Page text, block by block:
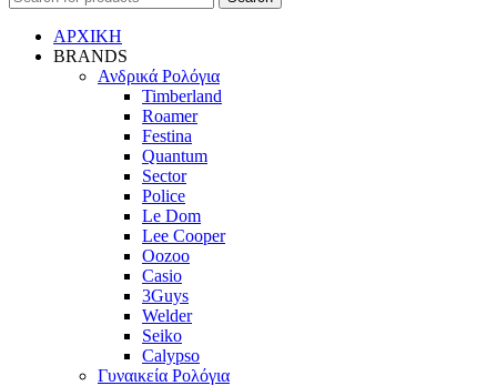
ΑΡΧΙΚΗ
BRANDS
Ανδρικά Ρολόγια
Timberland
Roamer
Festina
Quantum
Sector
Police
Le Dom
Lee Cooper
Oozoo
Casio
3Guys
Welder
Seiko
Calypso
Γυναικεία Ρολόγια